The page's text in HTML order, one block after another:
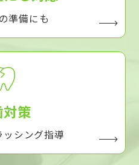
準備にも
策
シング指導